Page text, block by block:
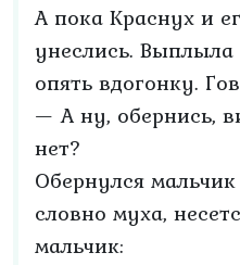
А пока Краснух и
унеслись. Выплыла
опять вдогонку.
— А ну, обернись,
нет?
Обернулся
словно муха,
мальчик: